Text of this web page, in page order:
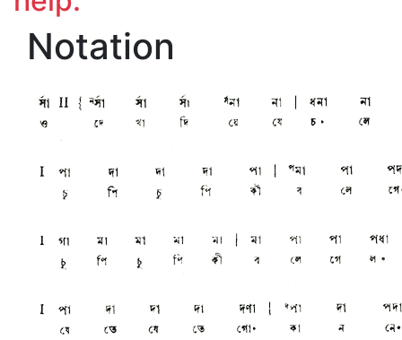
Notation